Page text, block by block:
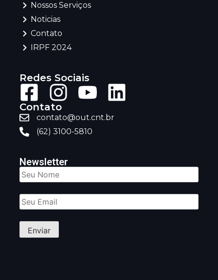
Nossos Serviços
Noticias
Contato
IRPF 2024
Redes Sociais
Contato
contato@out.cnt.br
(62) 3100-5810
Newsletter